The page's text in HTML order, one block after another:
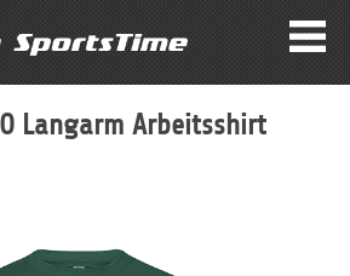
Langarm Arbeitsshirt